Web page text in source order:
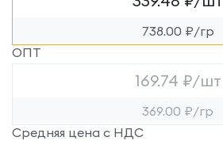
738.00 ₽/гр
ОПТ
169.74 ₽/шт
369.00 ₽/гр
Средняя цена с НДС